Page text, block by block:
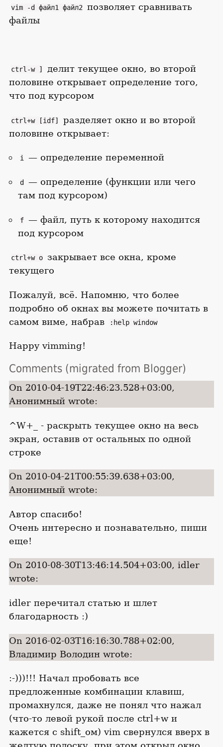
vim -d файл1 файл2
позволяет сравнивать
файлы
ctrl-w ]
делит текущее окно, во второй
половине открывает определение того,
что под курсором
ctrl+w [idf]
разделяет окно и во второй
половине открывает:
i — определение переменной
d
— определение (функции или чего
там под курсором)
f — файл, путь к которому находится
под курсором
ctrl+w o
закрывает все окна, кроме
текущего
Пожалуй, всё. Напомню, что более
подробно об окнах вы можете почитать в
самом виме, набрав
:help window
Happy vimming!
Comments (migrated from Blogger)
On 2010-04-19T22:46:23.528+03:00,
Анонимный wrote:
^W+_ - раскрыть текущее окно на весь
экран, оставив от остальных по одной
строке
On 2010-04-21T00:55:39.638+03:00,
Анонимный wrote:
Автор спасибо!
Очень интересно и познавательно, пиши
еще!
On 2010-08-30T13:46:14.504+03:00, idler
wrote:
idler перечитал статью и шлет
благодарность :)
On 2016-02-03T16:16:30.788+02:00,
Владимир Володин wrote:
:-)))!!! Начал пробовать все
предложенные комбинации клавиш,
промахнулся, даже не понял что нажал
(что-то левой рукой после ctrl+w и
кажется с shift_ом) vim свернулся вверх в